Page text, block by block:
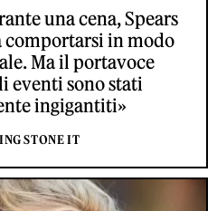
una cena, Spears
comportarsi in modo
Ma il portavoce
eventi sono stati
ingigantiti»
STONE IT